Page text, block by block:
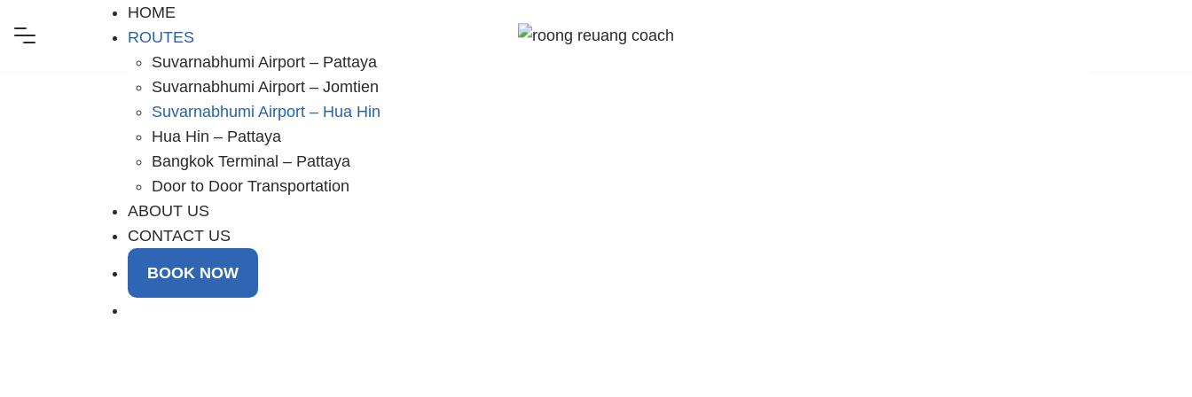
HOME
ROUTES
Suvarnabhumi Airport – Pattaya
Suvarnabhumi Airport – Jomtien
Suvarnabhumi Airport – Hua Hin
Hua Hin – Pattaya
Bangkok Terminal – Pattaya
Door to Door Transportation
ABOUT US
CONTACT US
BOOK NOW